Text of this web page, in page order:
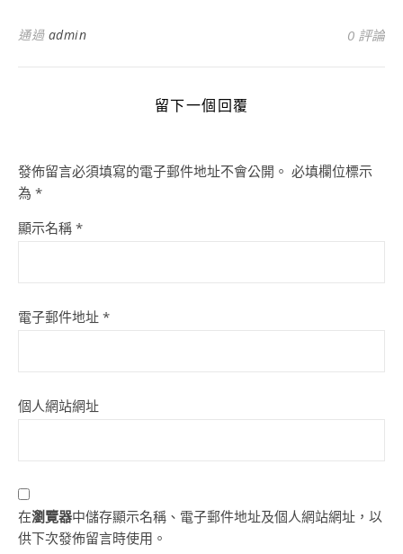
通過 admin 0 評論
留下一個回覆
發佈留言必須填寫的電子郵件地址不會公開。 必填欄位標示
為 *
顯示名稱 *
電子郵件地址 *
個人網站網址
在瀏覽器中儲存顯示名稱、電子郵件地址及個人網站網址，以
供下次發佈留言時使用。